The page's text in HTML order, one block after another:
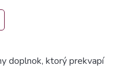
doplnok, ktorý prekvapí